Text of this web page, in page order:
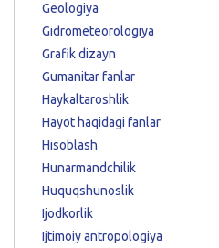
Geologiya
Gidrometeorologiya
Grafik dizayn
Gumanitar fanlar
Haykaltaroshlik
Hayot haqidagi fanlar
Hisoblash
Hunarmandchilik
Huquqshunoslik
Ijodkorlik
Ijtimoiy antropologiya